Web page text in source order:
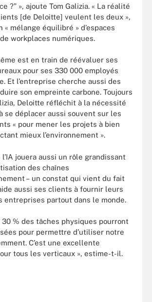
?” », ajoute Tom Galizia. « La réalité
[de Deloitte] veulent les deux »,
« mélange équilibré » d’espaces
workplaces numériques.
est en train de réévaluer ses
pour ses 330 000 employés
Et l’entreprise cherche aussi des
son empreinte carbone. Toujours
Deloitte réfléchit à la nécessité
se déplacer aussi souvent sur les
« pour mener les projets à bien
mieux l’environnement ».
jouera aussi un rôle grandissant
des chaînes
– un constat qui vient du fait
aussi ses clients à fournir leurs
entreprises partout dans le monde.
30 % des tâches physiques pourront
pour permettre d’utiliser notre
C’est une excellente
tous les verticaux », estime-t-il.